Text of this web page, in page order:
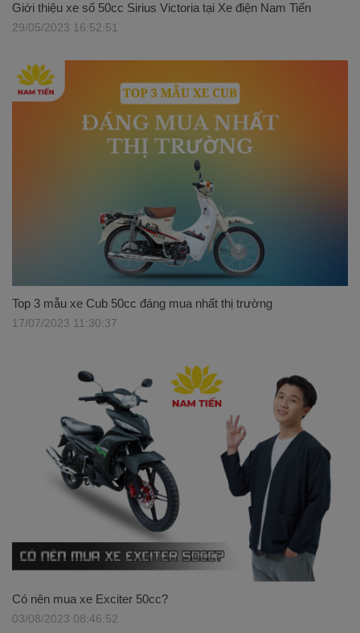
Giới thiệu xe số 50cc Sirius Victoria tại Xe điện Nam Tiến
29/05/2023 16:52:51
Top 3 mẫu xe Cub 50cc đáng mua nhất thị trường
17/07/2023 11:30:37
Có nên mua xe Exciter 50cc?
03/08/2023 08:46:52